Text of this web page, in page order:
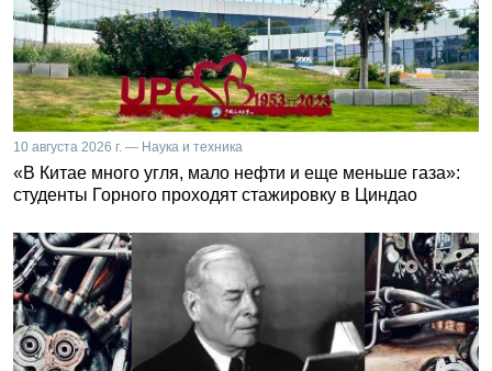
10 августа 2026 г. — Наука и техника
«В Китае много угля, мало нефти и еще меньше газа»:
студенты Горного проходят стажировку в Циндао